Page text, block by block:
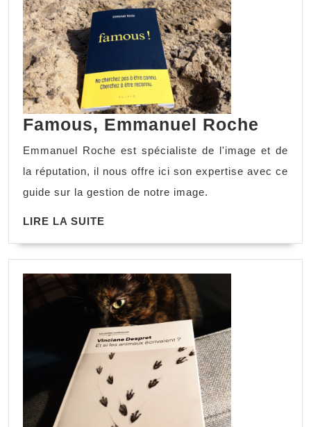
Famous, Emmanuel Roche
Emmanuel Roche est spécialiste de l'image et de
la réputation, il nous offre ici son expertise avec ce
guide sur la gestion de notre image.
LIRE LA SUITE